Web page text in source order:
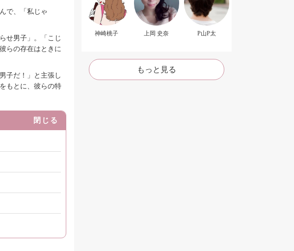
で、「私じゃ
せ男子」。「こじ
らの存在はときに
子だ！」と主張し
もとに、彼らの特
閉じる
神崎桃子 上岡 史奈 P山P太
もっと見る